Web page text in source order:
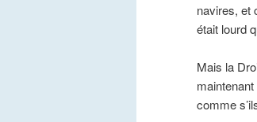
navires, et
était lourd
Mais la
comme